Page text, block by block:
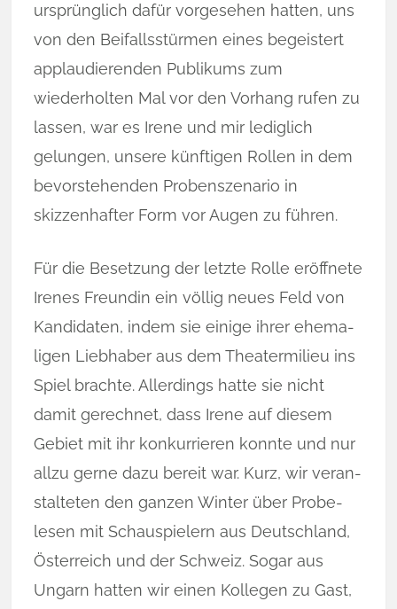
ursprünglich dafür vorgesehen hatten, uns
von den Beifalls­stür­men ein­es begeistert
applaudierenden Publikums zum
wiederholten Mal vor den Vor­hang ru­fen zu
lassen, war es Irene und mir lediglich
gelungen, unsere künf­­tigen Rol­­len in dem
bevorstehenden Probenszenario in
skizzenhafter Form vor Au­gen zu führen.
Für die Besetzung der letzte Rolle eröffnete
Irenes Freundin ein völlig neu­es Feld von
Kandidaten, indem sie einige ihrer ehema­
ligen Liebhaber aus dem Thea­termilieu ins
Spiel brachte. Allerdings hatte sie nicht
damit gerechnet, dass Irene auf diesem
Gebiet mit ihr konkurrieren kon­nte und nur
all­zu gerne dazu be­reit war. Kurz, wir veran­
stal­teten den ganzen Winter über Pro­be­
lesen mit Schauspielern aus Deutsch­land,
Österreich und der Schweiz. So­gar aus
Ungarn hatten wir einen Kollegen zu Gast,